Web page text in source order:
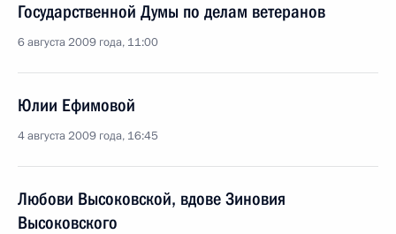
Государственной Думы по делам ветеранов
6 августа 2009 года, 11:00
Юлии Ефимовой
4 августа 2009 года, 16:45
Любови Высоковской, вдове Зиновия
Высоковского